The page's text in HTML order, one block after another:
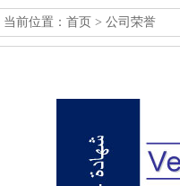
当前位置： 首页 > 公司荣誉